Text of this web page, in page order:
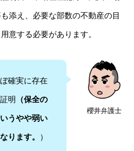
添え、必要な部数の不動産の目
意する必要があります。
櫻井弁護士
確実に存在
明 （保全の
うやや弱い
ります。 ）